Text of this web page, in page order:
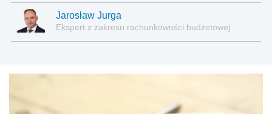
Jarosław Jurga
Ekspert z zakresu rachunkowości budżetowej